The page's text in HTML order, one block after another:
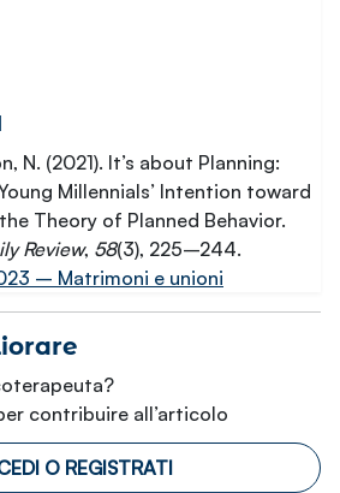
N. (2021). It’s about Planning:
Millennials’ Intention toward
Theory of Planned Behavior.
Review, 58(3), 225–244.
– Matrimoni e unioni
contribuire all’articolo
O REGISTRATI